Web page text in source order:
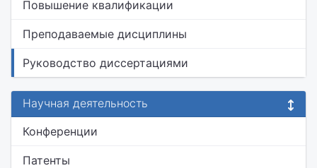
Повышение квалификации
Преподаваемые дисциплины
Руководство диссертациями
Научная деятельность
Конференции
Патенты